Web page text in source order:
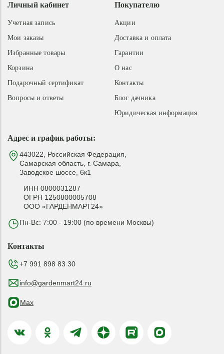
Адрес и график работы:
443022, Российская Федерация,
Самарская область, г. Самара,
Заводское шоссе, 6к1
ИНН 0800031287
ОГРН 1250800005708
ООО «ГАРДЕНМАРТ24»
Пн-Вс: 7:00 - 19:00 (по времени Москвы)
Покупателю
Акции
Доставка и оплата
Гарантии
О нас
Контакты
Блог дачника
Юридическая информация
Личный кабинет
Учетная запись
Мои заказы
Избранные товары
Корзина
Подарочный сертификат
Вопросы и ответы
Контакты
+7 991 898 83 30
info@gardenmart24.ru
Max